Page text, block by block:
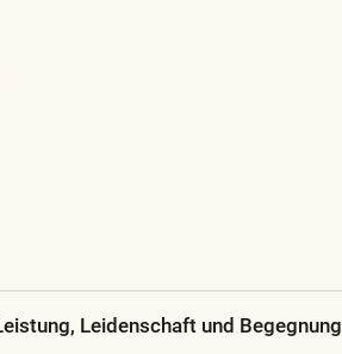
Leidenschaft und Begegnung